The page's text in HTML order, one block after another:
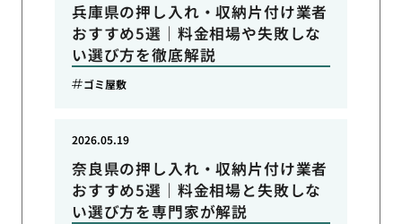
兵庫県の押し入れ・収納片付け業者
おすすめ5選｜料金相場や失敗しな
い選び方を徹底解説
ゴミ屋敷
奈良県の押し入れ・収納片付け業者
おすすめ5選｜料金相場と失敗しな
い選び方を専門家が解説
2026.05.19